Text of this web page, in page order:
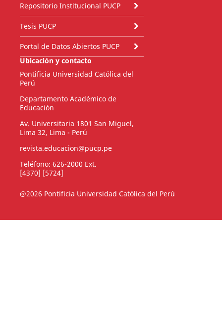
Repositorio Institucional PUCP
Tesis PUCP
Portal de Datos Abiertos PUCP
Ubicación y contacto
Pontificia Universidad Católica del
Perú
Departamento Académico de
Educación
Av. Universitaria 1801 San Miguel,
Lima 32, Lima - Perú
revista.educacion@pucp.pe
Teléfono: 626-2000 Ext.
[4370] [5724]
@2026 Pontificia Universidad Católica del Perú